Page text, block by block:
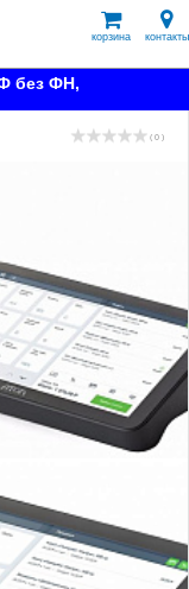
корзина контакты
без ФН,
( 0 )